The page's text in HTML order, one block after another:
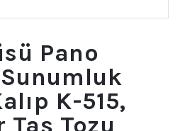
Pano
K-515,